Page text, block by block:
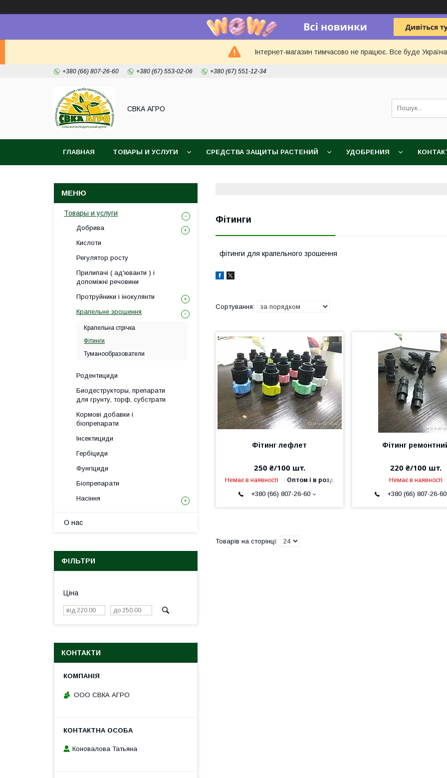
Інтернет-магазин тимчасово не працює. Все буде
+380 (66) 807-26-60 +380 (67) 553-02-06 +380 (67) 551-12-34
СВКА АГРО
ГЛАВНАЯ ТОВАРЫ И УСЛУГИ СРЕДСТВА ЗАЩИТЫ РАСТЕНИЙ УДОБРЕНИЯ
Фітинги
фітинги для крапельного зрошення
Фітинг лефлет
250 ₴/100 шт.
Немає в наявності Оптом і в роздріб
+380 (66) 807-26-60
Фітинг
220 ₴/100 шт.
Немає в наявності
+380 (66) 807-26-60
Товары и услуги
Добрива
Кислоти
Регулятор росту
Прилипачі ( ад'юванти ) і
допоміжні речовини
Протруйники і інокулянти
Крапельне зрошення
Крапельна стрічка
Фітинги
Туманообразователи
Родентициди
Биодеструкторы, препарати
для грунту, торф, субстрати
Кормові добавки і
біопрепарати
Інсектициди
Гербіциди
Фунгіциди
Біопрепарати
Насіння
О нас
ФІЛЬТРИ
Ціна
КОНТАКТИ
ООО СВКА АГРО
Коновалова Татьяна